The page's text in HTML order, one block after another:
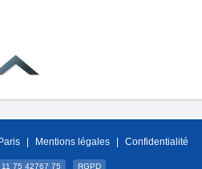
| Mentions légales | Confidentialité
11 75 42767 75 RGPD